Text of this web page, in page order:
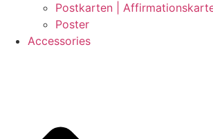
Postkarten |
Poster
Accessories